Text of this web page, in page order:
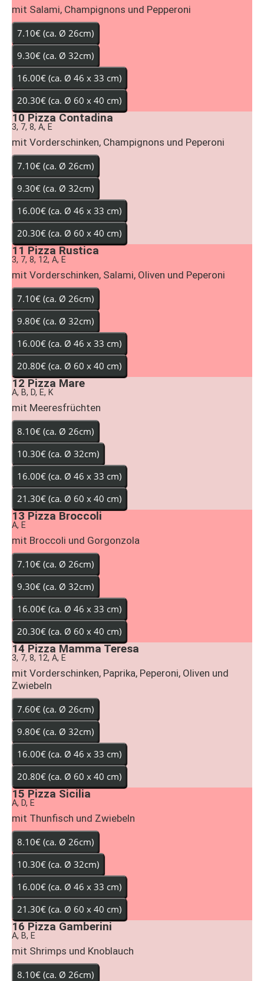
mit Salami, Champignons und Pepperoni
10Pizza Contadina
3, 7, 8, A, E
mit Vorderschinken, Champignons und Peperoni
11Pizza Rustica
3, 7, 8, 12, A, E
mit Vorderschinken, Salami, Oliven und Peperoni
12Pizza Mare
A, B, D, E, K
mit Meeresfrüchten
13Pizza Broccoli
A, E
mit Broccoli und Gorgonzola
14Pizza Mamma Teresa
3, 7, 8, 12, A, E
mit Vorderschinken, Paprika, Peperoni, Oliven und
Zwiebeln
15Pizza Sicilia
A, D, E
mit Thunfisch und Zwiebeln
16Pizza Gamberini
A, B, E
mit Shrimps und Knoblauch